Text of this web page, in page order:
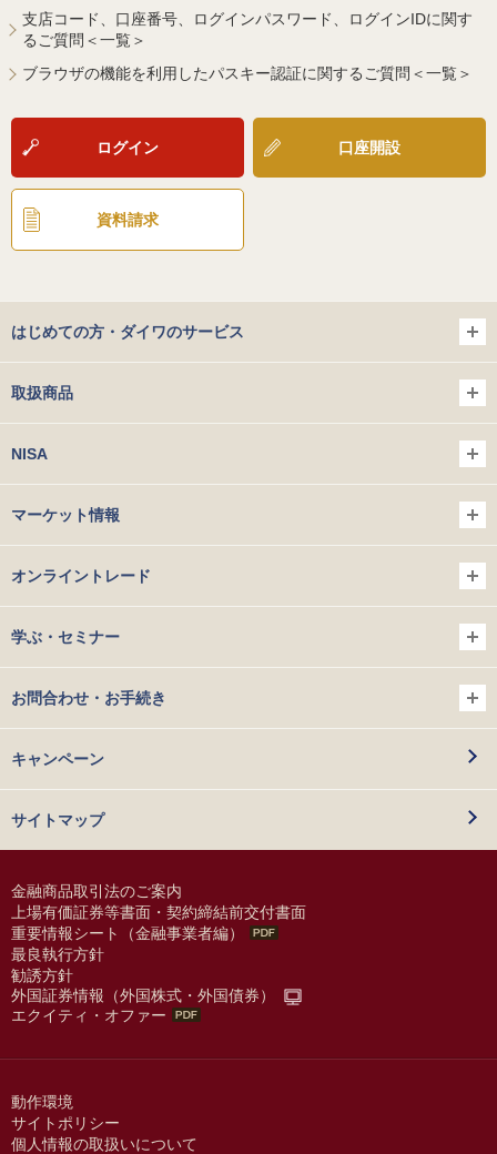
支店コード、口座番号、ログインパスワード、ログインIDに関す
るご質問＜一覧＞
ブラウザの機能を利用したパスキー認証に関するご質問＜一覧＞
ログイン 口座開設
資料請求
はじめての方・ダイワのサービス
取扱商品
NISA
マーケット情報
オンライントレード
学ぶ・セミナー
お問合わせ・お手続き
キャンペーン
サイトマップ
金融商品取引法のご案内
上場有価証券等書面・契約締結前交付書面
重要情報シート（金融事業者編）
最良執行方針
勧誘方針
外国証券情報（外国株式・外国債券）
エクイティ・オファー
動作環境
サイトポリシー
個人情報の取扱いについて